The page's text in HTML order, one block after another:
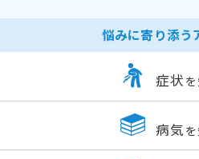
悩みに寄り添う
症状
病気